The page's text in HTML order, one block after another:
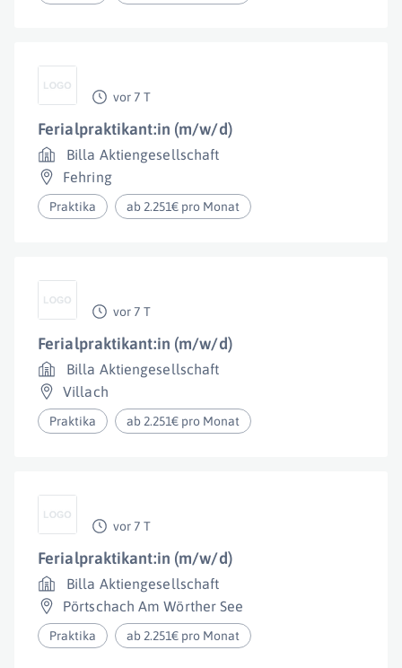
vor 7 T
Ferialpraktikant:in (m/w/d)
Billa Aktiengesellschaft
Fehring
Praktika ab 2.251€ pro Monat
vor 7 T
Ferialpraktikant:in (m/w/d)
Billa Aktiengesellschaft
Villach
Praktika ab 2.251€ pro Monat
vor 7 T
Ferialpraktikant:in (m/w/d)
Billa Aktiengesellschaft
Pörtschach Am Wörther See
Praktika ab 2.251€ pro Monat